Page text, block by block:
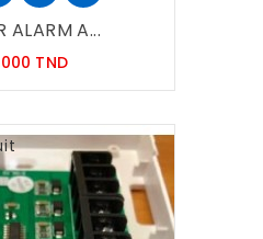
ALARM A...
TNDPrix